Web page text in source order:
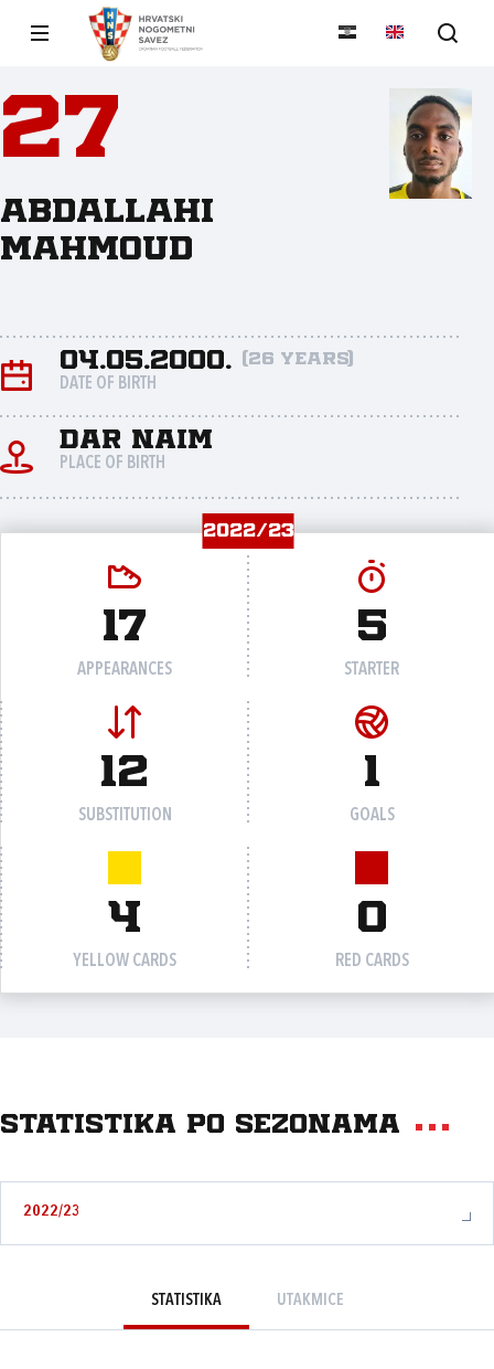
27
Abdallahi
Mahmoud
04.05.2000. (26 years)
DATE OF BIRTH
Dar Naim
PLACE OF BIRTH
2022/23
17
APPEARANCES
5
STARTER
12
SUBSTITUTION
1
GOALS
4
YELLOW CARDS
0
RED CARDS
Statistika po sezonama
2022/23
STATISTIKA UTAKMICE